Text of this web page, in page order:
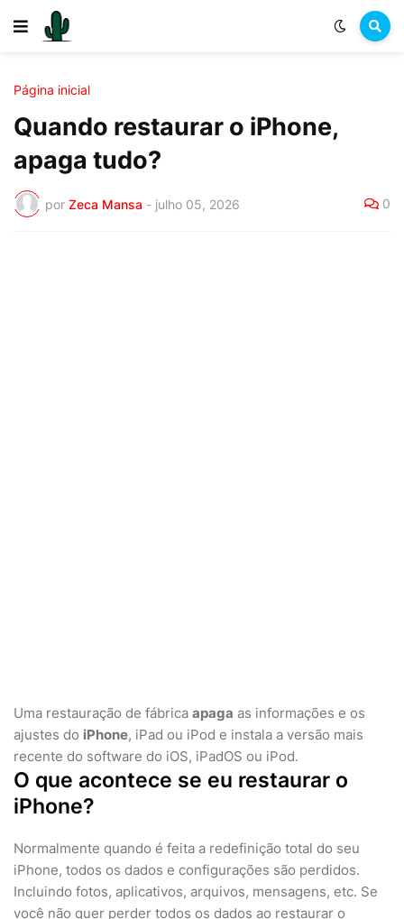
Página inicial
Quando restaurar o iPhone,
apaga tudo?
por Zeca Mansa - julho 05, 2026 0
Uma restauração de fábrica apaga as informações e os
ajustes do iPhone, iPad ou iPod e instala a versão mais
recente do software do iOS, iPadOS ou iPod.
O que acontece se eu restaurar o
iPhone?
Normalmente quando é feita a redefinição total do seu
iPhone, todos os dados e configurações são perdidos.
Incluindo fotos, aplicativos, arquivos, mensagens, etc. Se
você não quer perder todos os dados ao restaurar o